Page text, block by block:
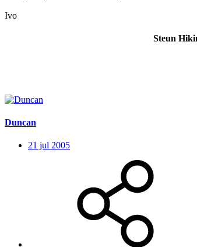
Ivo
Steun
Duncan
21 jul 2005